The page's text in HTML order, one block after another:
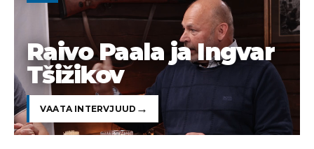
Raivo Paala ja Ingvar
Tšižikov
VAATA INTERVJUUD